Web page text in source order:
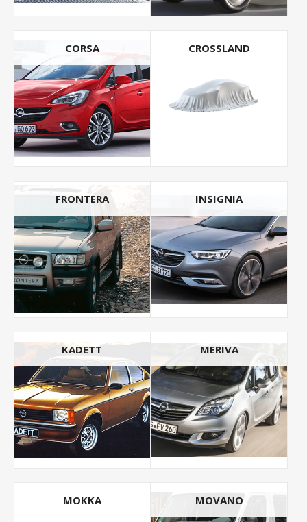
CORSA CROSSLAND
FRONTERA INSIGNIA
KADETT MERIVA
MOKKA MOVANO